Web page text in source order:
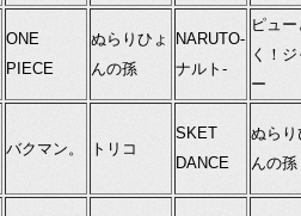
ONE
PIECE
ぬらりひょ
んの孫
NARUTO-
ナルト-
ピュ
く！
ー
バクマン。 トリコ
SKET
DANCE
ぬらり
んの孫